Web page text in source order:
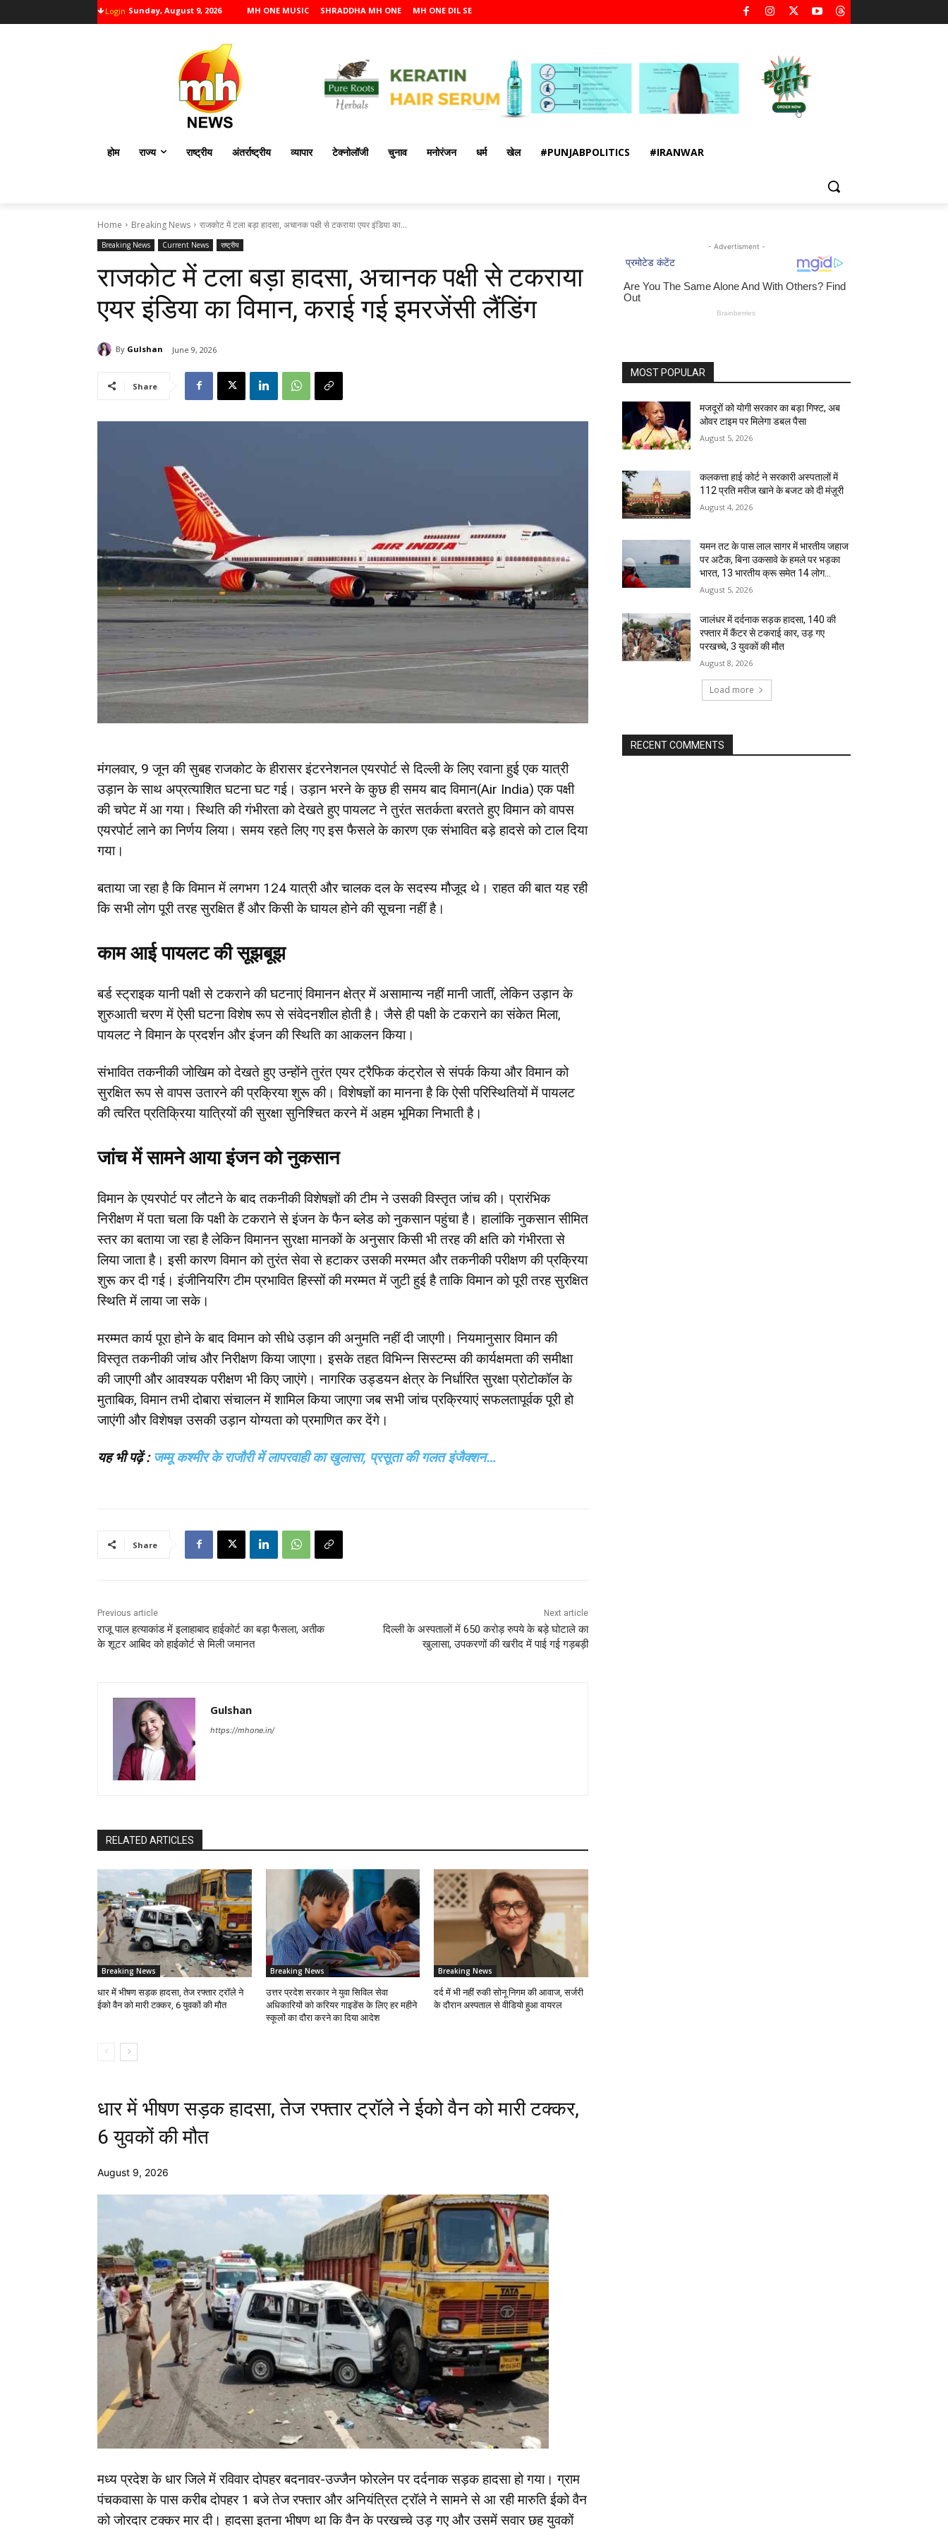
Login Sunday, August 9, 2026 MH ONE MUSIC SHRADDHA MH ONE MH ONE DIL SE
होम राज्य राष्ट्रीय अंतर्राष्ट्रीय व्यापार टेक्नोलॉजी चुनाव मनोरंजन धर्म खेल #PUNJABPOLITICS #IRANWAR
Home Breaking News राजकोट में टला बड़ा हादसा, अचानक पक्षी से टकराया एयर इंडिया का...
Breaking News Current News राष्ट्रीय
राजकोट में टला बड़ा हादसा, अचानक पक्षी से टकराया
एयर इंडिया का विमान, कराई गई इमरजेंसी लैंडिंग
By Gulshan June 9, 2026
Share
मंगलवार, 9 जून की सुबह राजकोट के हीरासर इंटरनेशनल एयरपोर्ट से दिल्ली के लिए रवाना हुई एक यात्री
उड़ान के साथ अप्रत्याशित घटना घट गई। उड़ान भरने के कुछ ही समय बाद विमान(Air India) एक पक्षी
की चपेट में आ गया। स्थिति की गंभीरता को देखते हुए पायलट ने तुरंत सतर्कता बरतते हुए विमान को वापस
एयरपोर्ट लाने का निर्णय लिया। समय रहते लिए गए इस फैसले के कारण एक संभावित बड़े हादसे को टाल दिया
गया।
बताया जा रहा है कि विमान में लगभग 124 यात्री और चालक दल के सदस्य मौजूद थे। राहत की बात यह रही
कि सभी लोग पूरी तरह सुरक्षित हैं और किसी के घायल होने की सूचना नहीं है।
काम आई पायलट की सूझबूझ
बर्ड स्ट्राइक यानी पक्षी से टकराने की घटनाएं विमानन क्षेत्र में असामान्य नहीं मानी जातीं, लेकिन उड़ान के
शुरुआती चरण में ऐसी घटना विशेष रूप से संवेदनशील होती है। जैसे ही पक्षी के टकराने का संकेत मिला,
पायलट ने विमान के प्रदर्शन और इंजन की स्थिति का आकलन किया।
संभावित तकनीकी जोखिम को देखते हुए उन्होंने तुरंत एयर ट्रैफिक कंट्रोल से संपर्क किया और विमान को
सुरक्षित रूप से वापस उतारने की प्रक्रिया शुरू की। विशेषज्ञों का मानना है कि ऐसी परिस्थितियों में पायलट
की त्वरित प्रतिक्रिया यात्रियों की सुरक्षा सुनिश्चित करने में अहम भूमिका निभाती है।
जांच में सामने आया इंजन को नुकसान
विमान के एयरपोर्ट पर लौटने के बाद तकनीकी विशेषज्ञों की टीम ने उसकी विस्तृत जांच की। प्रारंभिक
निरीक्षण में पता चला कि पक्षी के टकराने से इंजन के फैन ब्लेड को नुकसान पहुंचा है। हालांकि नुकसान सीमित
स्तर का बताया जा रहा है लेकिन विमानन सुरक्षा मानकों के अनुसार किसी भी तरह की क्षति को गंभीरता से
लिया जाता है। इसी कारण विमान को तुरंत सेवा से हटाकर उसकी मरम्मत और तकनीकी परीक्षण की प्रक्रिया
शुरू कर दी गई। इंजीनियरिंग टीम प्रभावित हिस्सों की मरम्मत में जुटी हुई है ताकि विमान को पूरी तरह सुरक्षित
स्थिति में लाया जा सके।
मरम्मत कार्य पूरा होने के बाद विमान को सीधे उड़ान की अनुमति नहीं दी जाएगी। नियमानुसार विमान की
विस्तृत तकनीकी जांच और निरीक्षण किया जाएगा। इसके तहत विभिन्न सिस्टम्स की कार्यक्षमता की समीक्षा
की जाएगी और आवश्यक परीक्षण भी किए जाएंगे। नागरिक उड्डयन क्षेत्र के निर्धारित सुरक्षा प्रोटोकॉल के
मुताबिक, विमान तभी दोबारा संचालन में शामिल किया जाएगा जब सभी जांच प्रक्रियाएं सफलतापूर्वक पूरी हो
जाएंगी और विशेषज्ञ उसकी उड़ान योग्यता को प्रमाणित कर देंगे।
यह भी पढ़ें : जम्मू कश्मीर के राजौरी में लापरवाही का खुलासा, प्रसूता की गलत इंजैक्शन…
Share
Previous article
राजू पाल हत्याकांड में इलाहाबाद हाईकोर्ट का बड़ा फैसला, अतीक
के शूटर आबिद को हाईकोर्ट से मिली जमानत
Next article
दिल्ली के अस्पतालों में 650 करोड़ रुपये के बड़े घोटाले का
खुलासा, उपकरणों की खरीद में पाई गई गड़बड़ी
Gulshan
https://mhone.in/
RELATED ARTICLES
Breaking News
धार में भीषण सड़क हादसा, तेज रफ्तार ट्रॉले ने
ईको वैन को मारी टक्कर, 6 युवकों की मौत
Breaking News
उत्तर प्रदेश सरकार ने युवा सिविल सेवा
अधिकारियों को करियर गाइडेंस के लिए हर महीने
स्कूलों का दौरा करने का दिया आदेश
Breaking News
दर्द में भी नहीं रुकी सोनू निगम की आवाज, सर्जरी
के दौरान अस्पताल से वीडियो हुआ वायरल
धार में भीषण सड़क हादसा, तेज रफ्तार ट्रॉले ने ईको वैन को मारी टक्कर,
6 युवकों की मौत
August 9, 2026
मध्य प्रदेश के धार जिले में रविवार दोपहर बदनावर-उज्जैन फोरलेन पर दर्दनाक सड़क हादसा हो गया। ग्राम
पंचकवासा के पास करीब दोपहर 1 बजे तेज रफ्तार और अनियंत्रित ट्रॉले ने सामने से आ रही मारुति ईको वैन
को जोरदार टक्कर मार दी। हादसा इतना भीषण था कि वैन के परखच्चे उड़ गए और उसमें सवार छह युवकों
- Advertisment -
MOST POPULAR
मजदूरों को योगी सरकार का बड़ा गिफ्ट, अब
ओवर टाइम पर मिलेगा डबल पैसा
August 5, 2026
कलकत्ता हाई कोर्ट ने सरकारी अस्पतालों में
₹112 प्रति मरीज खाने के बजट को दी मंज़ूरी
August 4, 2026
यमन तट के पास लाल सागर में भारतीय जहाज
पर अटैक, बिना उकसावे के हमले पर भड़का
भारत, 13 भारतीय क्रू समेत 14 लोग...
August 5, 2026
जालंधर में दर्दनाक सड़क हादसा, 140 की
रफ्तार में कैंटर से टकराई कार, उड़ गए
परखच्चे, 3 युवकों की मौत
August 8, 2026
Load more
RECENT COMMENTS